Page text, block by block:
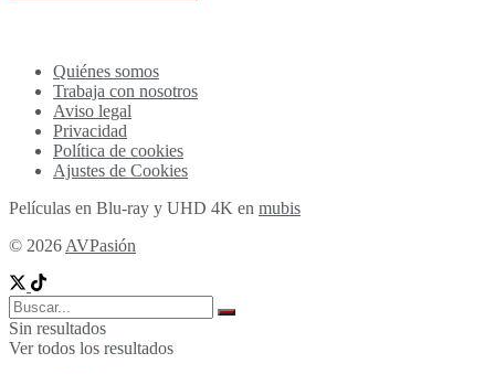
Quiénes somos
Trabaja con nosotros
Aviso legal
Privacidad
Política de cookies
Ajustes de Cookies
Películas en Blu-ray y UHD 4K en mubis
© 2026 AVPasión
Sin resultados
Ver todos los resultados